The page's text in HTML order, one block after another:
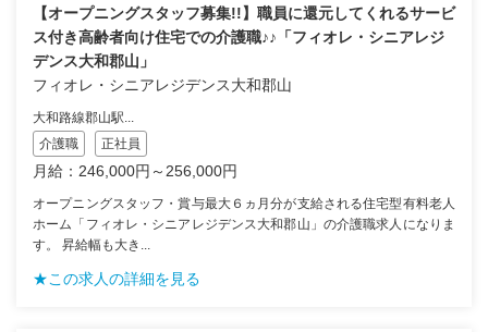
【オープニングスタッフ募集!!】職員に還元してくれるサービ
ス付き高齢者向け住宅での介護職♪♪「フィオレ・シニアレジ
デンス大和郡山」
フィオレ・シニアレジデンス大和郡山
大和路線郡山駅...
介護職
正社員
月給：246,000円～256,000円
オープニングスタッフ・賞与最大６ヵ月分が支給される住宅型有料老人
ホーム「フィオレ・シニアレジデンス大和郡山」の介護職求人になりま
す。 昇給幅も大き...
★この求人の詳細を見る